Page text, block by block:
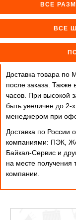
ВСЕ
ВСЕ
Доставка товара по
после заказа. Также
часов. При высокой
быть увеличен до 2-
менеджером при
Доставка по России
компаниями: ПЭК,
Байкал-Сервис и
на месте получения
компании.